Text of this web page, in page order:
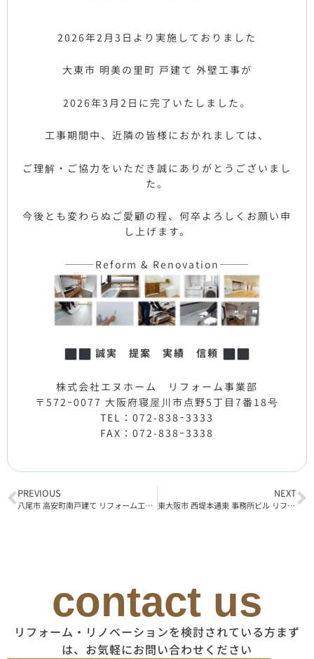
2026年2月3日より実施しておりました
大東市 明美の里町 戸建て 外壁工事が
2026年3月2日に完了いたしました。
工事期間中、近隣の皆様におかれましては、
ご理解・ご協力をいただき誠にありがとうございまし
た。
今後とも変わらぬご愛顧の程、何卒よろしくお願い申
し上げます。
———Reform & Renovation———
誠実 提案 実績 信頼
株式会社エヌホーム リフォーム事業部
〒572ｰ0077 大阪府寝屋川市点野5丁目7番18号
TEL：072-838ｰ3333
FAX：072-838ｰ3338
PREVIOUS
八尾市 高安町南戸建て リフォーム工事着工
NEXT
東大阪市 西堤本通東 事務所ビル リフォーム工事着工
contact us
リフォーム・リノベーションを検討されている方まず
は、お気軽にお問い合わせください